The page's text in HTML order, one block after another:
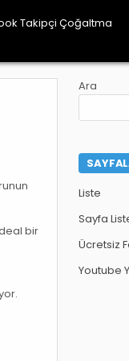
Takipçi Çoğaltma
bir
Ara
Liste
Sayfa
Ücretsiz
Youtube